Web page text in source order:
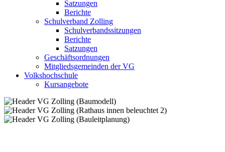
Satzungen
Berichte
Schulverband Zolling
Schulverbandssitzungen
Berichte
Satzungen
Geschäftsordnungen
Mitgliedsgemeinden der VG
Volkshochschule
Kursangebote